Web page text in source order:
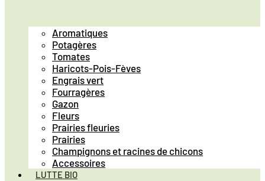
Aromatiques
Potagères
Tomates
Haricots-Pois-Fèves
Engrais vert
Fourragères
Gazon
Fleurs
Prairies fleuries
Prairies
Champignons et racines de chicons
Accessoires
LUTTE BIO